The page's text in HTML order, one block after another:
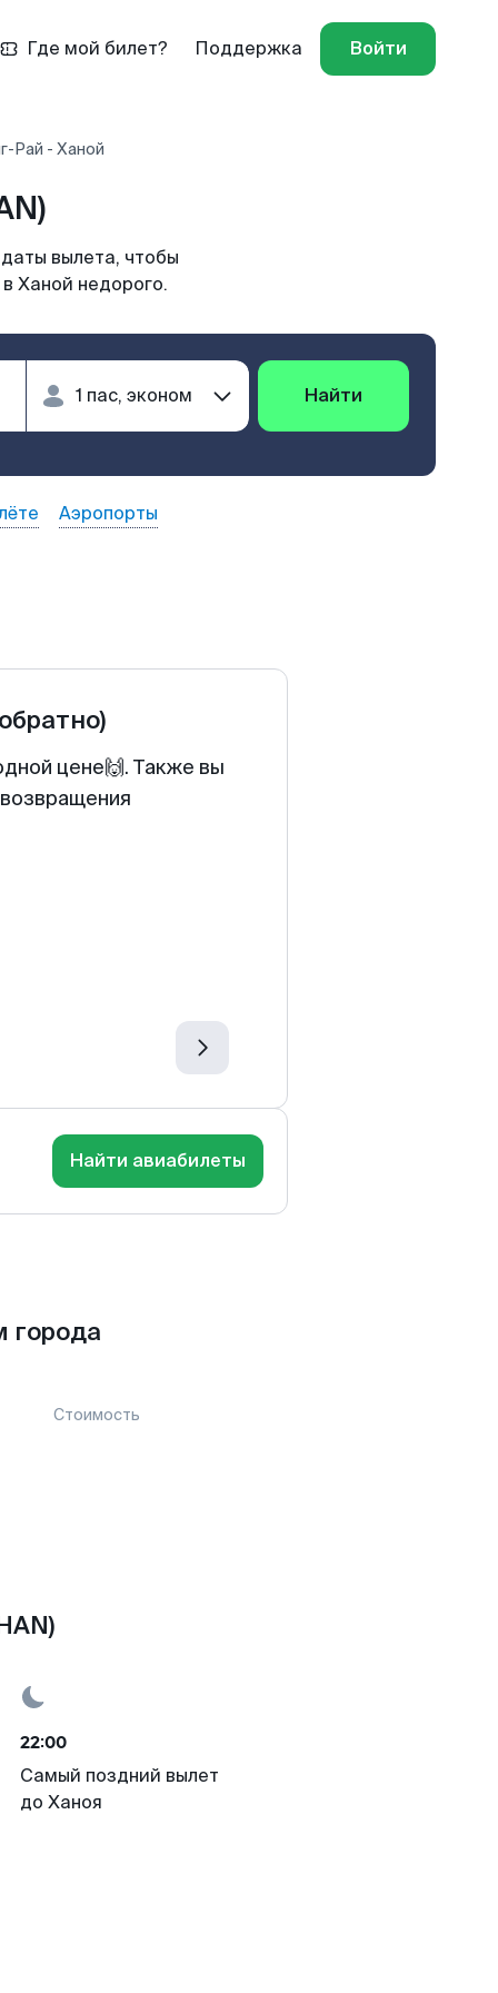
Где мой билет? Поддержка Войти
Рай - Ханой
вылета, чтобы
Ханой недорого.
Найти
Аэропорты
цене🙌. Также вы
Найти авиабилеты
города
Стоимость
22:00
Самый поздний вылет
до Ханоя